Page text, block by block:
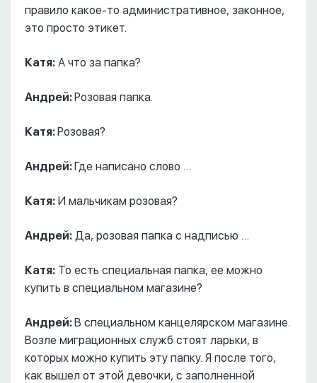
правило какое-то административное, законное,
это просто этикет.
Катя: А что за папка?
Андрей:Розовая папка.
Катя:Розовая?
Андрей:Где написано слово …
Катя: И мальчикам розовая?
Андрей: Да, розовая папка с надписью …
Катя: То есть специальная папка, ее можно
купить в специальном магазине?
Андрей:В специальном канцелярском магазине.
Возле миграционных служб стоят ларьки, в
которых можно купить эту папку. Я после того,
как вышел от этой девочки, с заполненной